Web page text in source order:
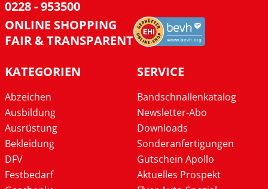
0228 - 953500
ONLINE SHOPPING
FAIR & TRANSPARENT
KATEGORIEN
Abzeichen
Ausbildung
Ausrüstung
Bekleidung
DFV
Festbedarf
SERVICE
Bandschnallenkatalog
Newsletter-Abo
Downloads
Sonderanfertigungen
Gutschein Apollo
Aktuelles Prospekt